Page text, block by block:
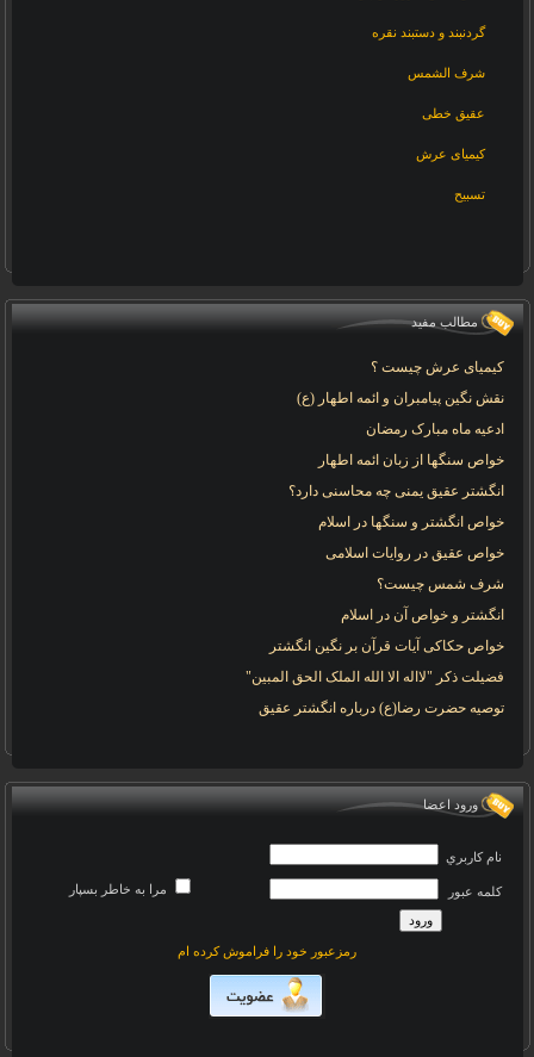
گردنبند و دستبند نقره
شرف الشمس
عقیق خطی
کیمیای عرش
تسبیح
مطالب مفید
کیمیای عرش چیست ؟
نقش نگین پیامبران و ائمه اطهار (ع)
ادعیه ماه مبارک رمضان
خواص سنگها از زبان ائمه اطهار
انگشتر عقیق یمنی چه محاسنی دارد؟
خواص انگشتر و سنگها در اسلام
خواص عقیق در روایات اسلامی
شرف شمس چیست؟
انگشتر و خواص آن در اسلام
خواص حکاکی آیات قرآن بر نگین انگشتر
فضیلت ذکر "لااله الا الله الملک الحق المبین"
توصیه حضرت رضا(ع) درباره انگشتر عقیق
ورود اعضا
نام کاربري
کلمه عبور مرا به خاطر بسپار
رمزعبور خود را فراموش کرده ام